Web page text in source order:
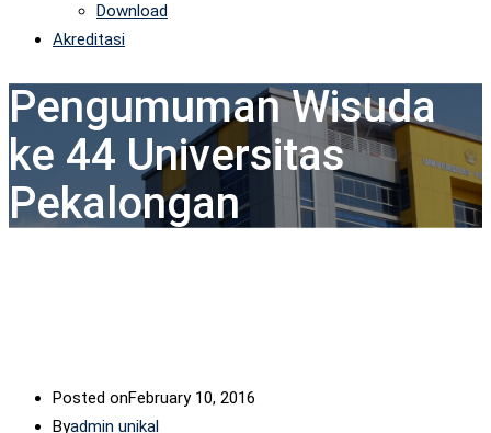
Download
Akreditasi
Pengumuman Wisuda
ke 44 Universitas
Pekalongan
Posted onFebruary 10, 2016
Byadmin unikal